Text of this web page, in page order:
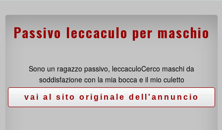
Passivo leccaculo per maschio
Sono un ragazzo passivo, leccaculoCerco maschi da
soddisfazione con la mia bocca e il mio culetto